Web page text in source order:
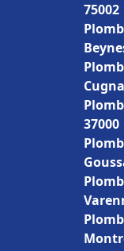
75002
37000